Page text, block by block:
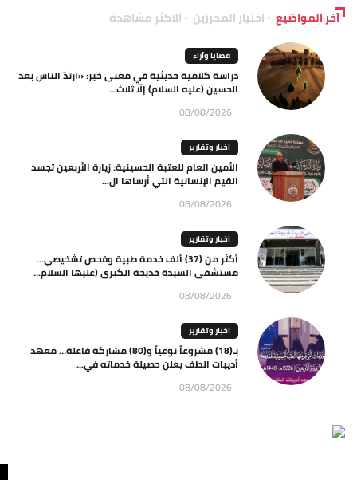
آخر المواضيع اختيار المحررين الاكثر مشاهدة
قضايا وآراء
دراسة كلامية حديثية في معنى خبر: «ارتدّ الناس بعد
الحسين (عليه السلام) إلّا ثلاث...
08/08/2026
اخبار وتقارير
الأمين العام للعتبة الحسينية: زيارة الأربعين تجسد
القيم الإنسانية التي أرساها ال...
08/08/2026
اخبار وتقارير
أكثر من (37) ألف خدمة طبية وفحص تشخيصي…
مستشفى السيدة خديجة الكبرى (عليها السلام...
08/08/2026
اخبار وتقارير
بـ(18) مشروعاً نوعياً و(80) مشاركة فاعلة… معهد
أديبات الطف يعلن حصيلة خدماته في...
08/08/2026